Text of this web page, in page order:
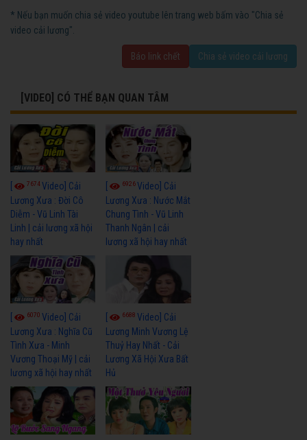
* Nếu bạn muốn chia sẻ video youtube lên trang web bấm vào "Chia sẻ
video cải lương".
Báo link chết Chia sẻ video cải lương
[VIDEO] CÓ THỂ BẠN QUAN TÂM
7674Video] Cải
Lương Xưa : Đời Cô
Diễm - Vũ Linh Tài
Linh | cải lương xã hội
hay nhất
6926Video] Cải
Lương Xưa : Nước Mắt
Chung Tình - Vũ Linh
Thanh Ngân | cải
lương xã hội hay nhất
6070 Video] Cải
Lương Xưa : Nghĩa Cũ
Tình Xưa - Minh
Vương Thoại Mỹ | cải
lương xã hội hay nhất
6688Video] Cải
Lương Minh Vương Lệ
Thuỷ Hay Nhất - Cải
Lương Xã Hội Xưa Bất
Hủ